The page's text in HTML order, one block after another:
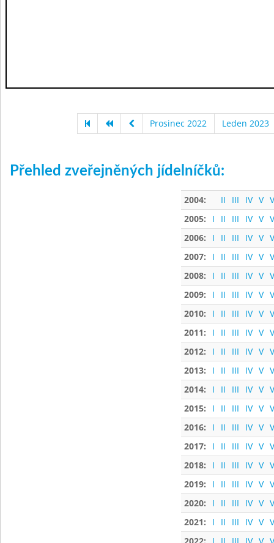
Prosinec 2022 Leden 2023
Přehled zveřejněných jídelníčků:
2004: II III IV V
2005:
I II III IV V
2006:
I II III IV V
2007:
I II III IV V
2008:
I II III IV V
2009:
I II III IV V
2010:
I II III IV V
2011:
I II III IV V
2012:
I II III IV V
2013:
I II III IV V
2014:
I II III IV V
2015:
I II III IV V
2016:
I II III IV V
2017:
I II III IV V
2018:
I II III IV V
2019:
I II III IV V
2020:
I II III IV V
2021:
I II III IV V